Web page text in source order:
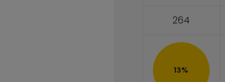
264
13%